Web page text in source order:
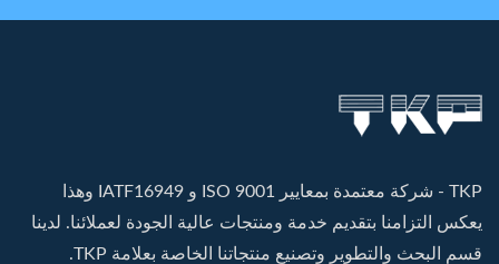
TKP - شركة معتمدة بمعايير ISO 9001 و IATF16949 وهذا
يعكس التزامنا بتقديم خدمة ومنتجات عالية الجودة لعملائنا. لدينا
قسم البحث والتطوير وتصنيع منتجاتنا الخاصة بعلامة TKP.